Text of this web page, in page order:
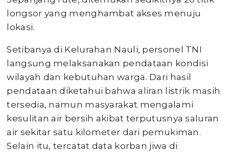
longsor yang menghambat akses menuju
lokasi.
Setibanya di Kelurahan Nauli, personel TNI
langsung melaksanakan pendataan kondisi
wilayah dan kebutuhan warga. Dari hasil
pendataan diketahui bahwa aliran listrik masih
tersedia, namun masyarakat mengalami
kesulitan air bersih akibat terputusnya saluran
air sekitar satu kilometer dari pemukiman.
Selain itu, tercatat data korban jiwa di